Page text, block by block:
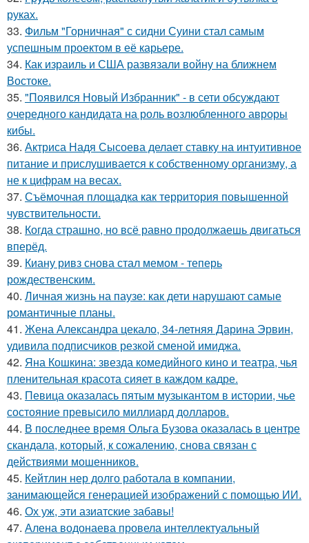
руках.
33. Фильм "Горничная" с сидни Суини стал самым
успешным проектом в её карьере.
34. Как израиль и США развязали войну на ближнем
Востоке.
35. "Появился Новый Избранник" - в сети обсуждают
очередного кандидата на роль возлюбленного авроры
кибы.
36. Актриса Надя Сысоева делает ставку на интуитивное
питание и прислушивается к собственному организму, а
не к цифрам на весах.
37. Съёмочная площадка как территория повышенной
чувствительности.
38. Когда страшно, но всё равно продолжаешь двигаться
вперёд.
39. Киану ривз снова стал мемом - теперь
рождественским.
40. Личная жизнь на паузе: как дети нарушают самые
романтичные планы.
41. Жена Александра цекало, 34-летняя Дарина Эрвин,
удивила подписчиков резкой сменой имиджа.
42. Яна Кошкина: звезда комедийного кино и театра, чья
пленительная красота сияет в каждом кадре.
43. Певица оказалась пятым музыкантом в истории, чье
состояние превысило миллиард долларов.
44. В последнее время Ольга Бузова оказалась в центре
скандала, который, к сожалению, снова связан с
действиями мошенников.
45. Кейтлин нер долго работала в компании,
занимающейся генерацией изображений с помощью ИИ.
46. Ох уж, эти азиатские забавы!
47. Алена водонаева провела интеллектуальный